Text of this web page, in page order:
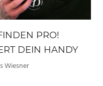
PRO!
DEIN HANDY
Wiesner